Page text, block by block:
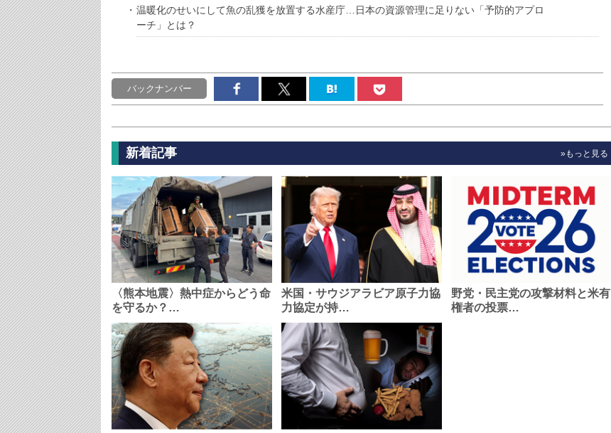
温暖化のせいにして魚の乱獲を放置する水産庁…日本の資源管理に足りない「予防的アプロ
ーチ」とは？
バックナンバー
新着記事 »もっと見る
〈熊本地震〉熱中症からどう命
を守るか？…
米国・サウジアラビア原子力協
力協定が持…
野党・民主党の攻撃材料と米有
権者の投票…